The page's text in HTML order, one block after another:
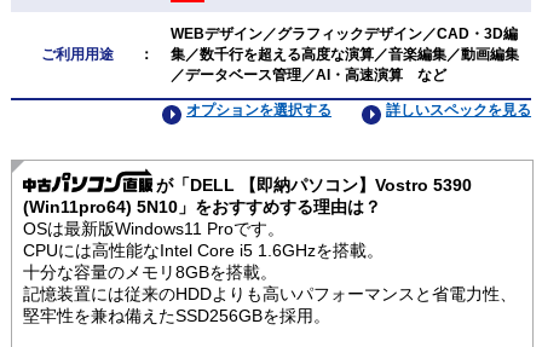
ご利用用途 ：
WEBデザイン／グラフィックデザイン／CAD・3D編
集／数千行を超える高度な演算／音楽編集／動画編集
／データベース管理／AI・高速演算 など
詳しいスペックを見る
オプションを選択する
が「DELL 【即納パソコン】Vostro 5390
(Win11pro64) 5N10」をおすすめする理由は？
OSは最新版Windows11 Proです。
CPUには高性能なIntel Core i5 1.6GHzを搭載。
十分な容量のメモリ8GBを搭載。
記憶装置には従来のHDDよりも高いパフォーマンスと省電力性、
堅牢性を兼ね備えたSSD256GBを採用。